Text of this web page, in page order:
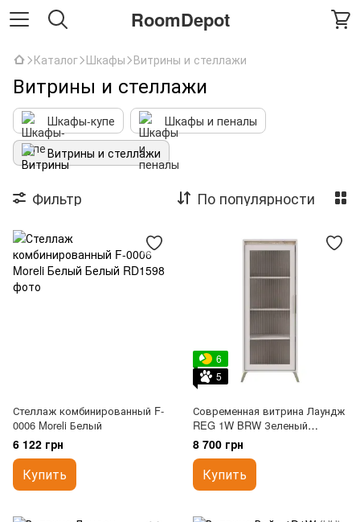
RoomDepot
Каталог Шкафы Витрины и стеллажи
Витрины и стеллажи
Шкафы-купе
Шкафы и пеналы
Витрины и стеллажи
Фильтр По популярности
Стеллаж комбинированный F-
0006 Moreli Белый
6 122 грн
Купить
6
5
Современная витрина Лаундж
REG 1W BRW Зеленый
дымчастый/Черный
8 700 грн
Купить